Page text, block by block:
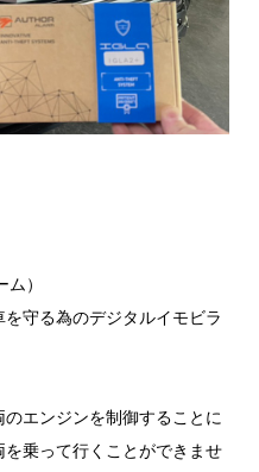
）
守る為のデジタルイモビラ
エンジンを制御することに
乗って行くことができませ